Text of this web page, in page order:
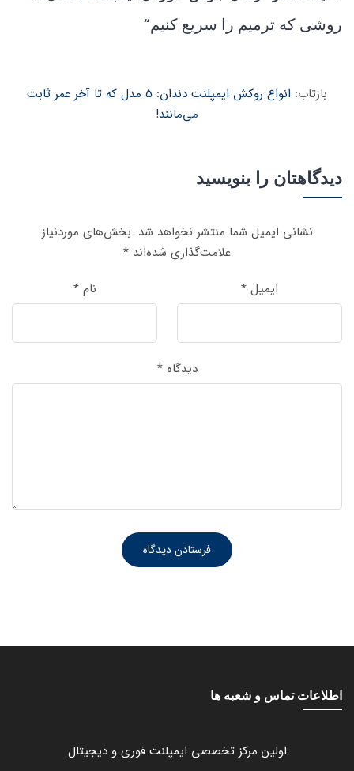
روشی که ترمیم را سریع کنیم“
بازتاب:
انواع روکش ایمپلنت دندان: 5 مدل که تا آخر عمر ثابت
می‌مانند!
دیدگاهتان را بنویسید
نشانی ایمیل شما منتشر نخواهد شد. بخش‌های موردنیاز
علامت‌گذاری شده‌اند *
نام* ایمیل *
دیدگاه*
اطلاعات تماس و شعبه ها
اولین مرکز تخصصی ایمپلنت فوری و دیجیتال